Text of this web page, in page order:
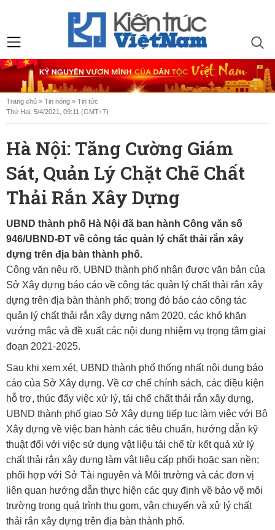
Trang chủ » Tin nóng » Tin tức
Thứ Hai, 5/4/2021, 09:11 (GMT+7)
Hà Nội: Tăng Cường Giám
Sát, Quản Lý Chặt Chẽ Chất
Thải Rắn Xây Dựng
UBND thành phố Hà Nội đã ban hành Công văn số
946/UBND-ĐT về công tác quản lý chất thải rắn xây
dựng trên địa bàn thành phố.
Công văn nêu rõ, UBND thành phố nhận được văn bản của
Sở Xây dựng báo cáo về công tác quản lý chất thải rắn xây
dựng trên địa bàn thành phố; trong đó báo cáo công tác
quản lý chất thải rắn xây dựng năm 2020, các khó khăn
vướng mắc và đề xuất các nội dung nhiệm vụ trọng tâm giai
đoạn 2021-2025.
Sau khi xem xét, UBND thành phố thống nhất nội dung báo
cáo của Sở Xây dựng. Về cơ chế chính sách, các điều kiện
hỗ trợ, thúc đẩy việc xử lý, tái chế chất thải rắn xây dựng,
UBND thành phố giao Sở Xây dựng tiếp tục làm việc với Bộ
Xây dựng về việc ban hành các tiêu chuẩn, hướng dẫn kỹ
thuật đối với việc sử dụng vật liệu tái chế từ kết quả xử lý
chất thải rắn xây dựng làm vật liệu cấp phối hoặc san nền;
phối hợp với Sở Tài nguyên và Môi trường và các đơn vị
liên quan hướng dẫn thực hiện các quy định về bảo vệ môi
trường trong quá trình thu gom, vận chuyển và xử lý chất
thải rắn xây dựng trên địa bàn thành phố.